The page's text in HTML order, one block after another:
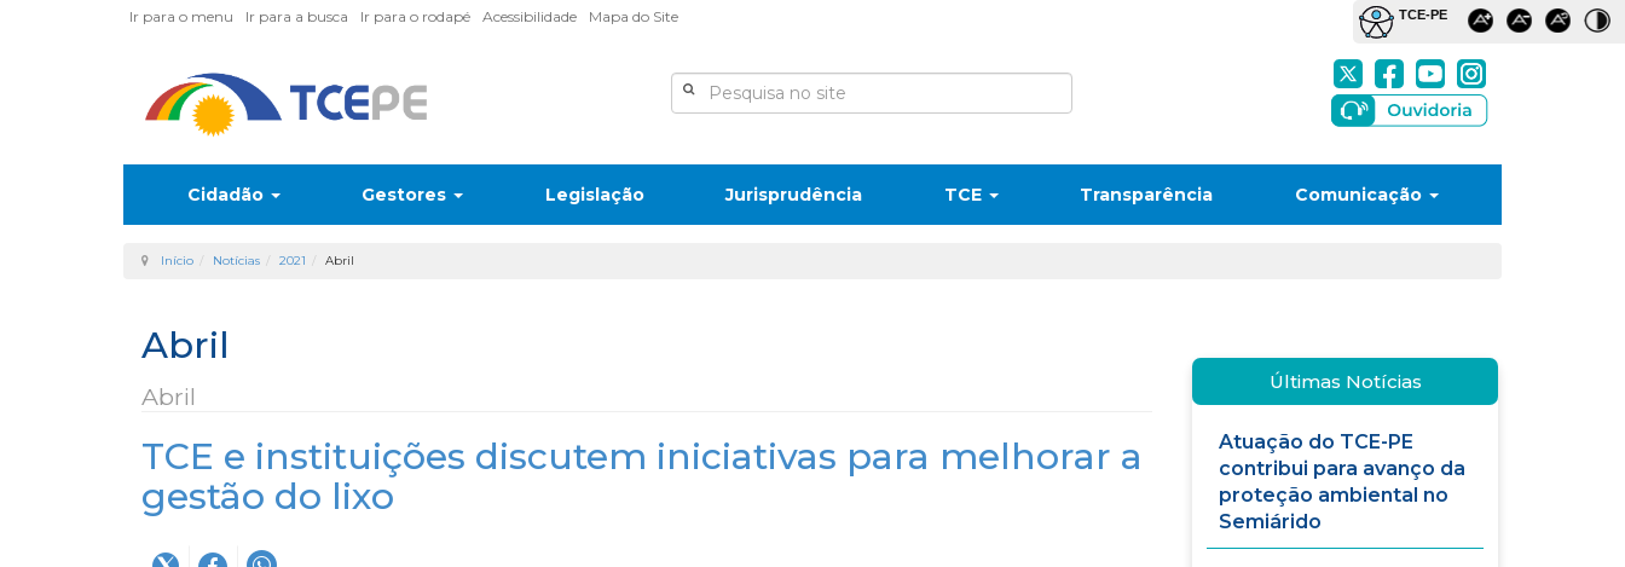
Ir para o menu Ir para a busca Ir para o rodapé Acessibilidade Mapa do Site
Cidadão Gestores Legislação Jurisprudência TCE Transparência Comunicação
Início Notícias 2021 Abril
Abril
Abril
TCE e instituições discutem iniciativas para melhorar a
gestão do lixo
Últimas Notícias
Atuação do TCE-PE
contribui para avanço da
proteção ambiental no
Semiárido